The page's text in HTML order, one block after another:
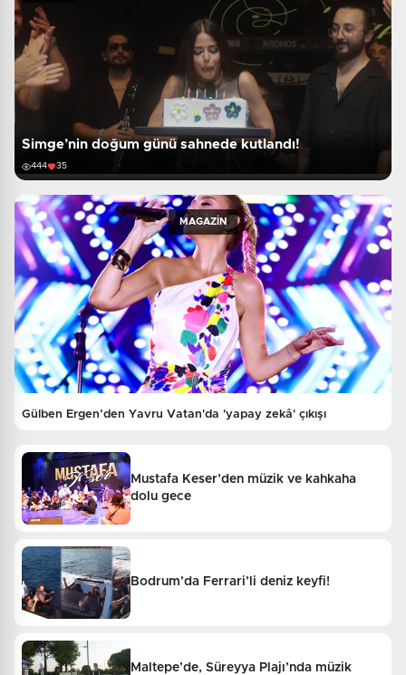
Simge’nin doğum günü sahnede kutlandı!
444 35
MAGAZİN
Gülben Ergen’den Yavru Vatan'da 'yapay zekâ' çıkışı
Mustafa Keser’den müzik ve kahkaha
dolu gece
Bodrum’da Ferrari’li deniz keyfi!
Maltepe’de, Süreyya Plajı’nda müzik